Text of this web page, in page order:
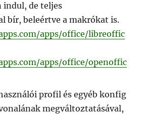
indul, de teljes
bír, beleértve a makrókat is.
apps/office/libreoffic
apps/office/openoffic
profil és egyéb konfig
megváltoztatásával,